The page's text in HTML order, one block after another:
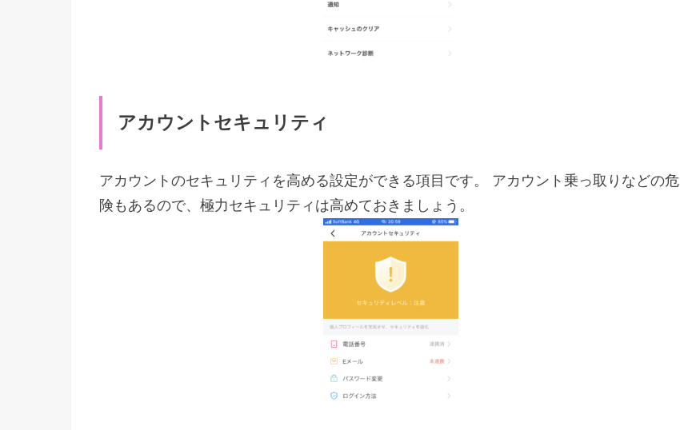
アカウントセキュリティ
アカウントのセキュリティを高める設定ができる項目です。 アカウント乗っ取りなどの危
険もあるので、極力セキュリティは高めておきましょう。